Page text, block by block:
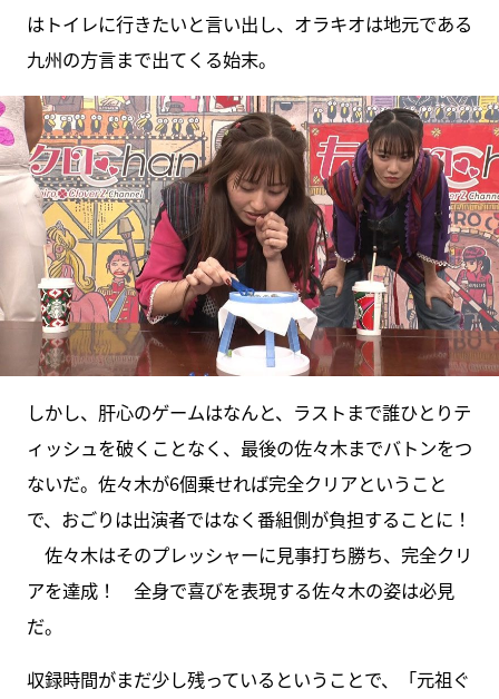
はトイレに行きたいと言い出し、オラキオは地元である
九州の方言まで出てくる始末。
しかし、肝心のゲームはなんと、ラストまで誰ひとりテ
ィッシュを破くことなく、最後の佐々木までバトンをつ
ないだ。佐々木が6個乗せれば完全クリアということ
で、おごりは出演者ではなく番組側が負担することに！
佐々木はそのプレッシャーに見事打ち勝ち、完全クリ
アを達成！ 全身で喜びを表現する佐々木の姿は必見
だ。
収録時間がまだ少し残っているということで、「元祖ぐ